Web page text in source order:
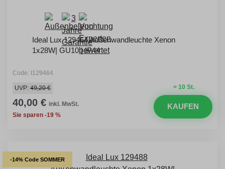
Ideal Lux 129464 Außenwandleuchte Xenon
1x28W| GU10 | IP44
Code: I129464
> 10 St.
UVP: 49,20 €
40,00 € inkl. MwSt.
Sie sparen -19 %
KAUFEN
-14% Code SOMMER